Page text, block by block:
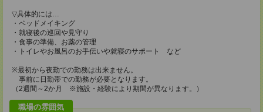
▽具体的には…
・ベッドメイキング
・就寝後の巡回や見守り
・食事の準備、お薬の管理
・トイレやお風呂のお手伝いや就寝のサポート など
※最初から夜勤での勤務は出来ません。
事前に日勤帯での勤務が必要となります。
（2週間～2か月 ※施設・経験により期間が異なります。）
職場の雰囲気